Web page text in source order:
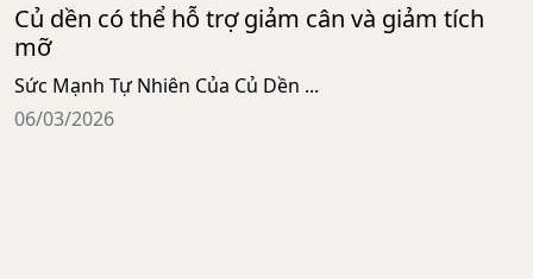
Củ dền có thể hỗ trợ giảm cân và giảm tích
mỡ
Sức Mạnh Tự Nhiên Của Củ Dền ...
06/03/2026